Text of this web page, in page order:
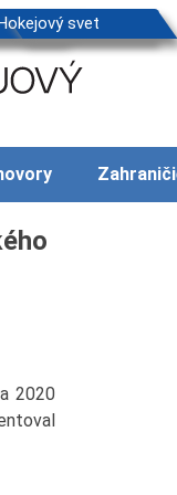
2020